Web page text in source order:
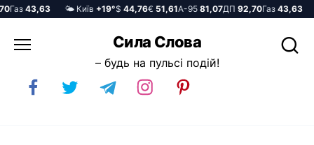
43,63 🌤️ Київ+19°$44,76€51,61А-9581,07ДП92,70Газ43,63 🌤️
до
Сила Слова
– будь на пульсі подій!